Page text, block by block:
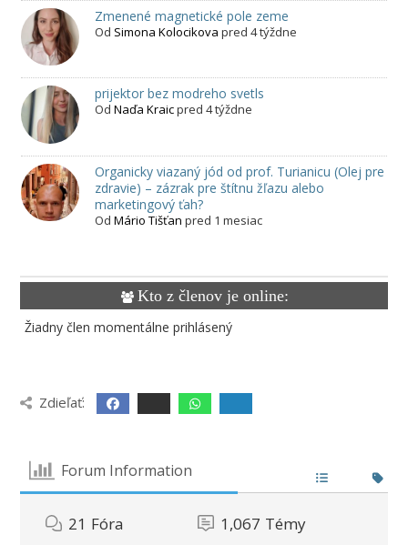
Zmenené magnetické pole zeme
Od Simona Kolocikova pred 4 týždne
prijektor bez modreho svetls
Od Naďa Kraicpred 4 týždne
Organicky viazaný jód od prof. Turianicu (Olej pre
zdravie) – zázrak pre štítnu žľazu alebo
marketingový ťah?
Od Mário Tišťan pred 1 mesiac
Kto z členov je online:
Žiadny člen momentálne prihlásený
Zdieľať:
Forum Information
21 Fóra 1,067 Témy